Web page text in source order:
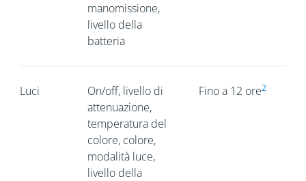
manomissione,
livello della
batteria
Luci
On/off, livello di
attenuazione,
temperatura del
colore, colore,
modalità luce,
livello della
Fino a 12 ore2